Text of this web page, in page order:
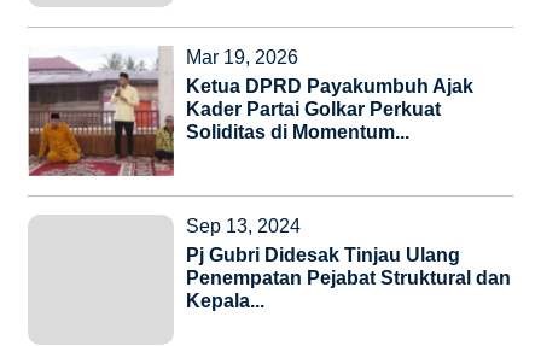
Mar 19, 2026
Ketua DPRD Payakumbuh Ajak
Kader Partai Golkar Perkuat
Soliditas di Momentum...
Sep 13, 2024
Pj Gubri Didesak Tinjau Ulang
Penempatan Pejabat Struktural dan
Kepala...